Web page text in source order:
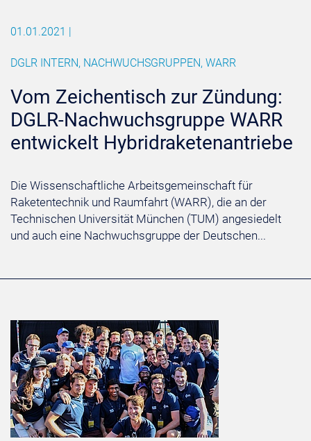
01.01.2021 |
DGLR INTERN, NACHWUCHSGRUPPEN, WARR
Vom Zeichentisch zur Zündung:
DGLR-Nachwuchsgruppe WARR
entwickelt Hybridraketenantriebe
Die Wissenschaftliche Arbeitsgemeinschaft für
Raketentechnik und Raumfahrt (WARR), die an der
Technischen Universität München (TUM) angesiedelt
und auch eine Nachwuchsgruppe der Deutschen...